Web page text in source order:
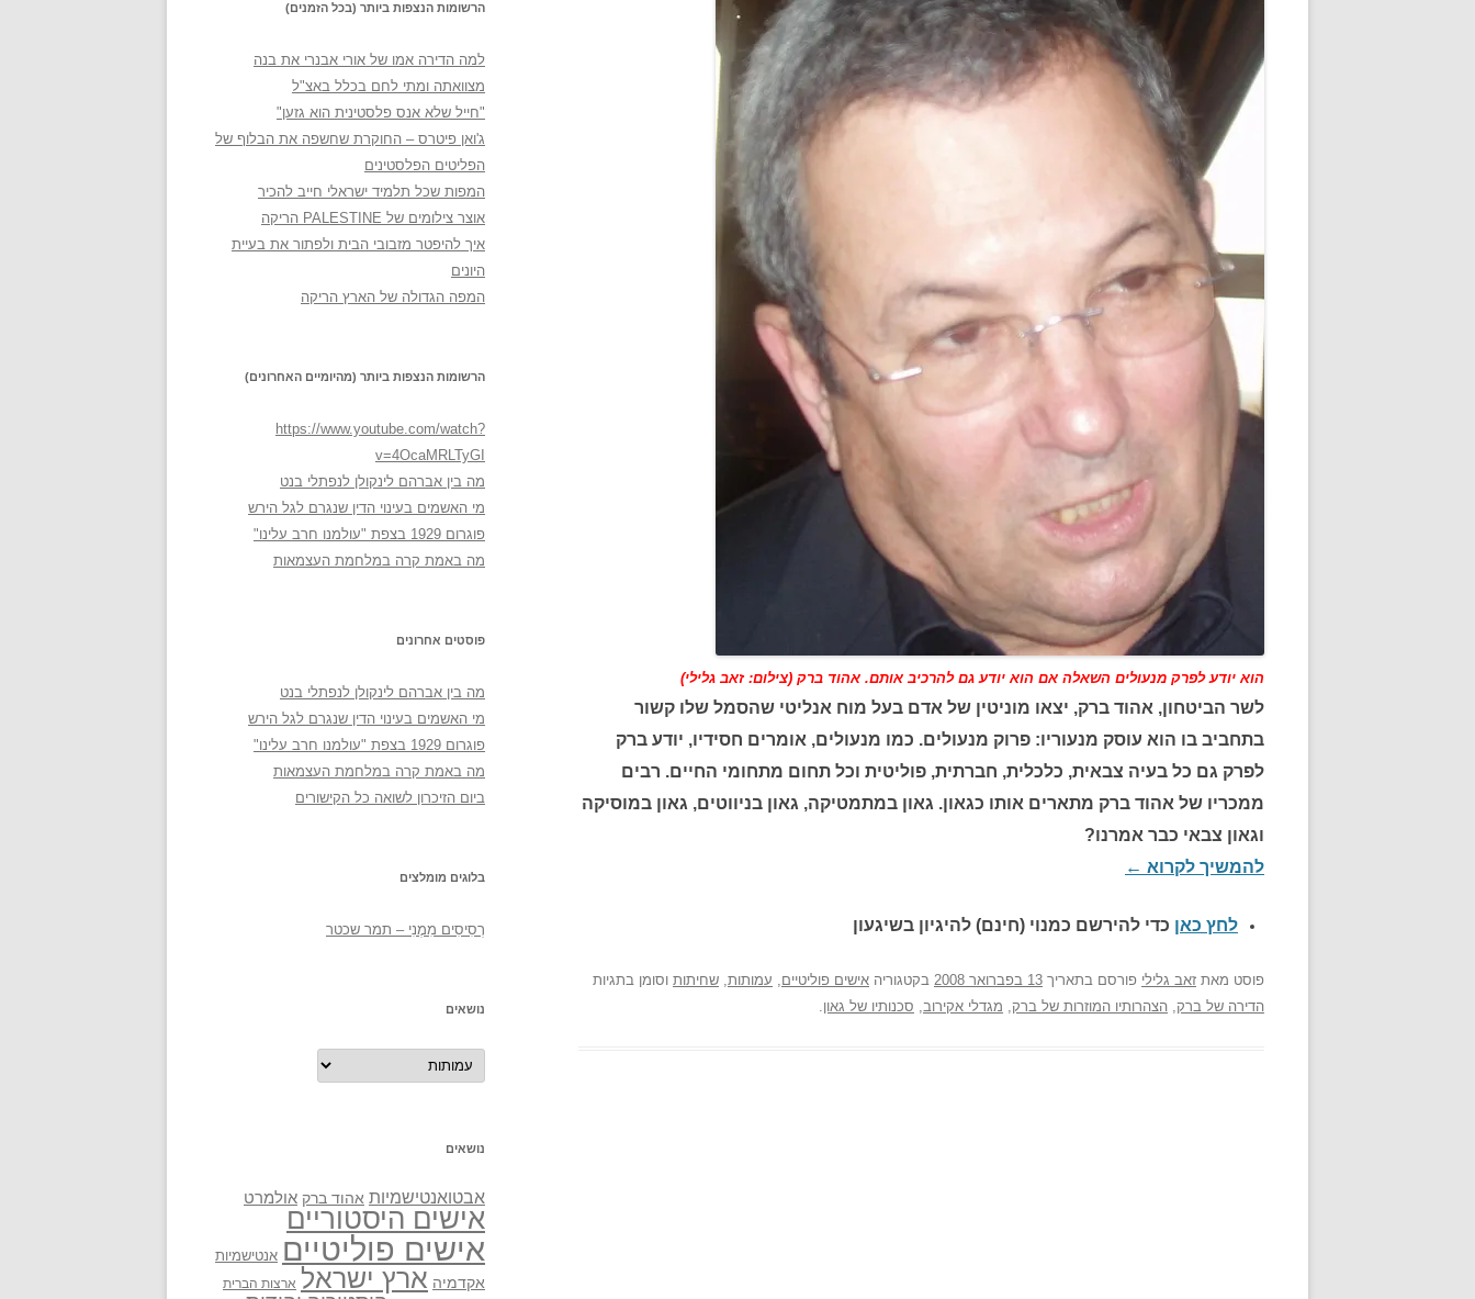
הוא יודע לפרק מנעולים השאלה אם הוא יודע גם להרכיב אותם. אהוד ברק (צילום: זאב גלילי)
לשר הביטחון, אהוד ברק, יצאו מוניטין של אדם בעל מוח אנליטי שהסמל שלו קשור
בתחביב בו הוא עוסק מנעוריו: פרוק מנעולים. כמו מנעולים, אומרים חסידיו, יודע ברק
לפרק גם כל בעיה צבאית, כלכלית, חברתית, פוליטית וכל תחום מתחומי החיים. רבים
ממכריו של אהוד ברק מתארים אותו כגאון. גאון במתמטיקה, גאון בניווטים, גאון במוסיקה
וגאון צבאי כבר אמרנו?
להמשיך לקרוא ←
לחץ כאן כדי להירשם כמנוי (חינם) להיגיון בשיגעון
פוסט מאת זאב גלילי פורסם בתאריך 13 בפברואר 2008 בקטגוריה אישים פוליטיים, עמותות, שחיתות וסומן בתגיות
הדירה של ברק, הצהרותיו המוזרות של ברק, מגדלי אקירוב, סכנותיו של גאון.
הרשומות הנצפות ביותר (בכל הזמנים)
למה הדירה אמו של אורי אבנרי את בנה
מצוואתה ומתי לחם בכלל באצ"ל
"חייל שלא אנס פלסטינית הוא גזען"
ג'ואן פיטרס – החוקרת שחשפה את הבלוף של
הפליטים הפלסטינים
המפות שכל תלמיד ישראלי חייב להכיר
אוצר צילומים של PALESTINE הריקה
איך להיפטר מזבובי הבית ולפתור את בעיית
היונים
המפה הגדולה של הארץ הריקה
הרשומות הנצפות ביותר (מהיומיים האחרונים)
https://www.youtube.com/watch?
v=4OcaMRLTyGI
מה בין אברהם לינקולן לנפתלי בנט
מי האשמים בעינוי הדין שנגרם לגל הירש
פוגרום 1929 בצפת "עולמנו חרב עלינו"
מה באמת קרה במלחמת העצמאות
פוסטים אחרונים
מה בין אברהם לינקולן לנפתלי בנט
מי האשמים בעינוי הדין שנגרם לגל הירש
פוגרום 1929 בצפת "עולמנו חרב עלינו"
מה באמת קרה במלחמת העצמאות
ביום הזיכרון לשואה כל הקישורים
בלוגים מומלצים
רְסִיסִים מִמֶנִי – תמר שכטר
נושאים
נושאים
נושאים
אבטואנטישמיות אהוד ברק אולמרט
אישים היסטוריים
אישים פוליטיים אנטישמיות
אקדמיה ארץ ישראל ארצות הברית